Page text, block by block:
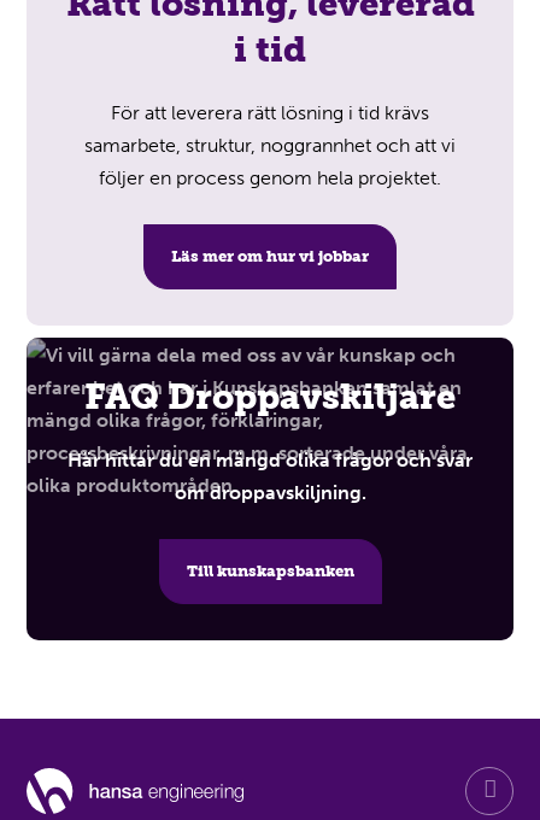
i tid
För att leverera rätt lösning i tid krävs
samarbete, struktur, noggrannhet och att vi
följer en process genom hela projektet.
Läs mer om hur vi jobbar
FAQ Droppavskiljare
Här hittar du en mängd olika frågor och svar
om droppavskiljning.
Till kunskapsbanken